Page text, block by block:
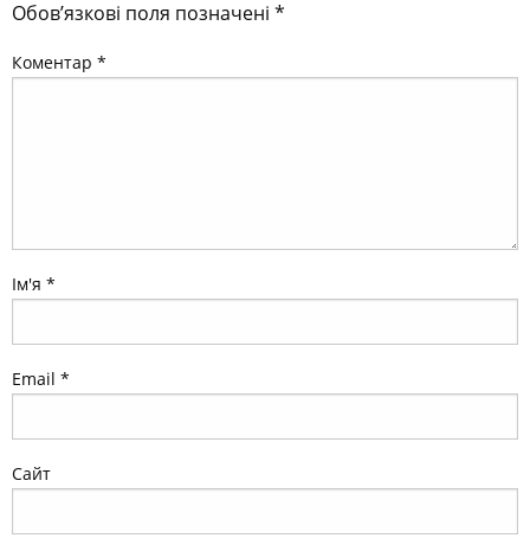
Обов’язкові поля позначені *
Коментар *
Ім'я *
Email *
Сайт